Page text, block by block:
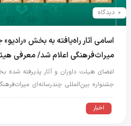
0 دیدگاه
اسامی آثار راه‌یافته به بخش «رادیو»
میراث‌فرهنگی اعلام شد/ معرفی
اعضای هیئت داوران و آثار پذیرفته شده
جشنواره بین‌المللی چندرسانه‌ای
اخبار